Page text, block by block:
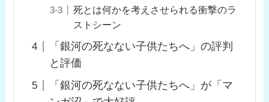
死とは何かを考えさせられる衝撃のラ
ストシーン
「銀河の死なない子供たちへ」の評判
と評価
「銀河の死なない子供たちへ」が「マ